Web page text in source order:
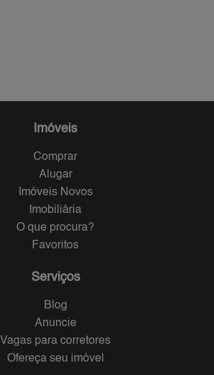
Imóveis
Comprar
Alugar
Imóveis Novos
Imobiliária
O que procura?
Favoritos
Serviços
Blog
Anuncie
Vagas para corretores
Ofereça seu imóvel